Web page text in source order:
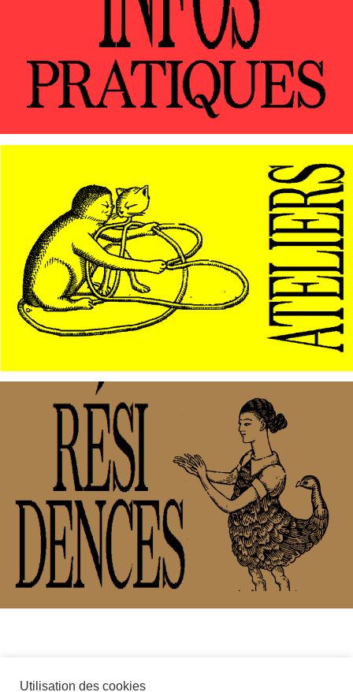
Utilisation des cookies